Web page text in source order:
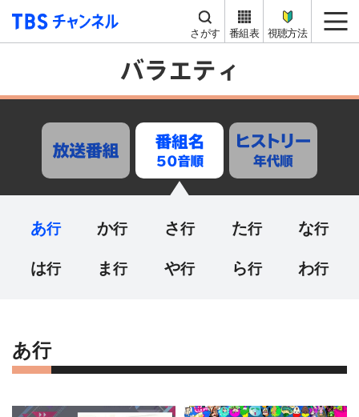
TBS チャンネル
さがす 番組表 視聴方法
あ か さ た
な
は
ま や ら わ
あ行